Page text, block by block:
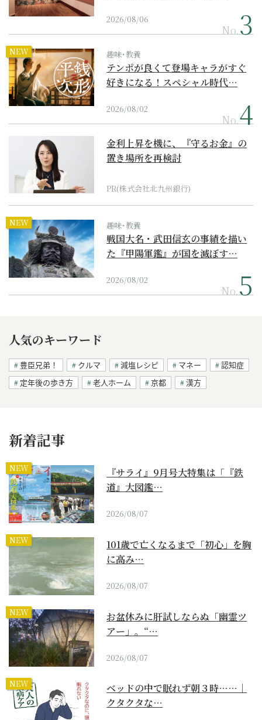
2026/08/06
No.
NEW 趣味･教養
テンポが良くて登場キャラがすぐ
好きになる！スペシャル時代…
2026/08/02
No.
金利上昇を機に、『守るお金』の
置き場所を再検討
PR(株式会社北九州銀行)
NEW 趣味･教養
戦国大名・武田信玄の事績を描い
た『甲陽軍鑑』が国を滅ぼす…
2026/08/02
No.
人気のキーワード
豊臣兄弟！ クルマ 減塩レシピ マネー
認知症
定年後の歩き方
老人ホーム 京都 漢方
新着記事
NEW
『サライ』9月号大特集は「『鉄
道』大図鑑…
2026/08/07
NEW
101歳で亡くなるまで「初心」を胸
に高み…
2026/08/07
NEW
お盆休みに肝試しならぬ「幽霊ツ
アー」。“…
2026/08/07
NEW
ベッドの中で眠れず朝３時……｜
クタクタな…